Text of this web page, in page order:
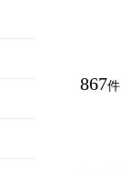
867件